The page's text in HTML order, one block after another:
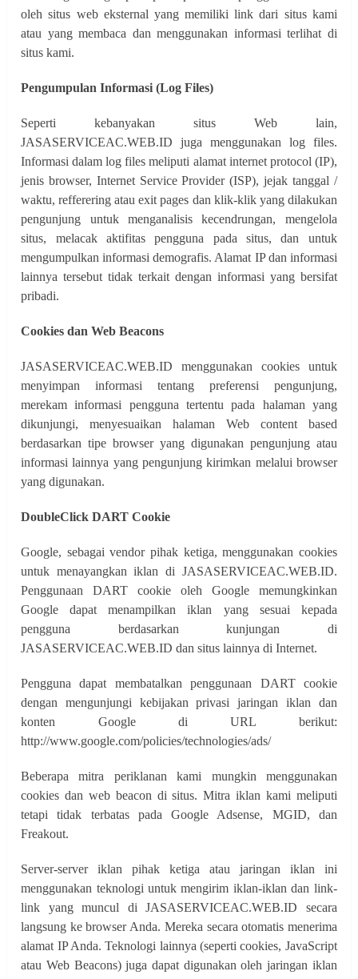
oleh situs web eksternal yang memiliki link dari situs kami
atau yang membaca dan menggunakan informasi terlihat di
situs kami.
Pengumpulan Informasi (Log Files)
Seperti kebanyakan situs Web lain,
JASASERVICEAC.WEB.ID juga menggunakan log files.
Informasi dalam log files meliputi alamat internet protocol (IP),
jenis browser, Internet Service Provider (ISP), jejak tanggal /
waktu, refferering atau exit pages dan klik-klik yang dilakukan
pengunjung untuk menganalisis kecendrungan, mengelola
situs, melacak aktifitas pengguna pada situs, dan untuk
mengumpulkan informasi demografis. Alamat IP dan informasi
lainnya tersebut tidak terkait dengan informasi yang bersifat
pribadi.
Cookies dan Web Beacons
JASASERVICEAC.WEB.ID menggunakan cookies untuk
menyimpan informasi tentang preferensi pengunjung,
merekam informasi pengguna tertentu pada halaman yang
dikunjungi, menyesuaikan halaman Web content based
berdasarkan tipe browser yang digunakan pengunjung atau
informasi lainnya yang pengunjung kirimkan melalui browser
yang digunakan.
DoubleClick DART Cookie
Google, sebagai vendor pihak ketiga, menggunakan cookies
untuk menayangkan iklan di JASASERVICEAC.WEB.ID.
Penggunaan DART cookie oleh Google memungkinkan
Google dapat menampilkan iklan yang sesuai kepada
pengguna berdasarkan kunjungan di
JASASERVICEAC.WEB.ID dan situs lainnya di Internet.
Pengguna dapat membatalkan penggunaan DART cookie
dengan mengunjungi kebijakan privasi jaringan iklan dan
konten Google di URL berikut:
http://www.google.com/policies/technologies/ads/
Beberapa mitra periklanan kami mungkin menggunakan
cookies dan web beacon di situs. Mitra iklan kami meliputi
tetapi tidak terbatas pada Google Adsense, MGID, dan
Freakout.
Server-server iklan pihak ketiga atau jaringan iklan ini
menggunakan teknologi untuk mengirim iklan-iklan dan link-
link yang muncul di JASASERVICEAC.WEB.ID secara
langsung ke browser Anda. Mereka secara otomatis menerima
alamat IP Anda. Teknologi lainnya (seperti cookies, JavaScript
atau Web Beacons) juga dapat digunakan oleh jaringan iklan